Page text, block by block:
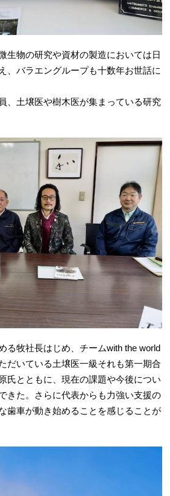
生物の研究や資材の製造においては日
、バラエングループも十数年お世話に
、土壌医や樹木医が集まっている研究
る牧社長はじめ、チームwith the world
だいている土壌医一級それも第一期合
氏とともに、現在の課題や今後につい
きた。さらに代表からも力強い支援の
歯車が動き始めることを感じることが